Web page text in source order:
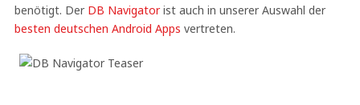
benötigt. Der DB Navigatorist auch in unserer Auswahl der
besten deutschen Android Apps vertreten.